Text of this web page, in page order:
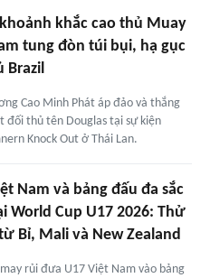
khắc cao thủ Muay
tung đòn túi bụi, hạ gục
Brazil
Cao Minh Phát áp đảo và thắng
đối thủ tên Douglas tại sự kiện
Knock Out ở Thái Lan.
Nam và bảng đấu đa sắc
World Cup U17 2026: Thử
Bỉ, Mali và New Zealand
rủi đưa U17 Việt Nam vào bảng